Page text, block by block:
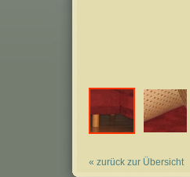
« zurück zur Übersicht